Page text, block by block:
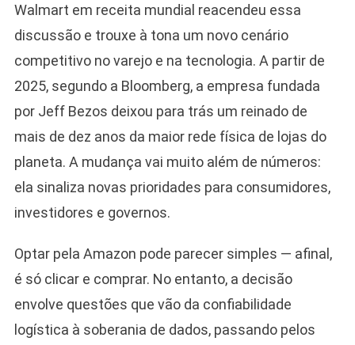
Walmart em receita mundial reacendeu essa
discussão e trouxe à tona um novo cenário
competitivo no varejo e na tecnologia. A partir de
2025, segundo a Bloomberg, a empresa fundada
por Jeff Bezos deixou para trás um reinado de
mais de dez anos da maior rede física de lojas do
planeta. A mudança vai muito além de números:
ela sinaliza novas prioridades para consumidores,
investidores e governos.
Optar pela Amazon pode parecer simples — afinal,
é só clicar e comprar. No entanto, a decisão
envolve questões que vão da confiabilidade
logística à soberania de dados, passando pelos